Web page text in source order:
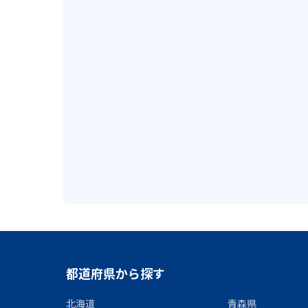
都道府県から探す
北海道 青森県